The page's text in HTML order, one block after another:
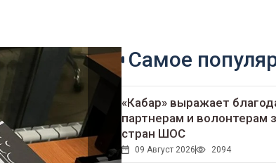
Самое
«Кабар» выражает
партнерам и
стран ШОС
09 Август 2026 2094